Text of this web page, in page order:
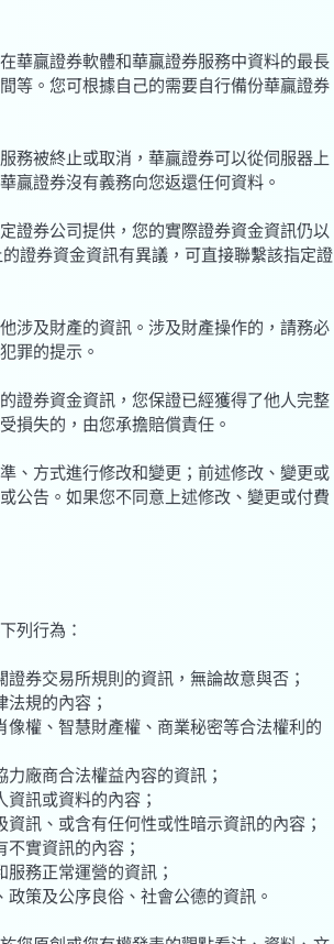
華贏證券軟體和華贏證券服務中資料的最長
等。您可根據自己的需要自行備份華贏證券
務被終止或取消，華贏證券可以從伺服器上
贏證券沒有義務向您返還任何資料。
證券公司提供，您的實際證券資金資訊仍以
證券資金資訊有異議，可直接聯繫該指定證
涉及財產的資訊。涉及財產操作的，請務必
罪的提示。
證券資金資訊，您保證已經獲得了他人完整
損失的，由您承擔賠償責任。
、方式進行修改和變更；前述修改、變更或
公告。如果您不同意上述修改、變更或付費
列行為：
券交易所規則的資訊，無論故意與否；
規的內容；
像權、智慧財產權、商業秘密等合法權利的
廠商合法權益內容的資訊；
資訊或資料的內容；
訊、或含有任何性或性暗示資訊的內容；
實資訊的內容；
務正常運營的資訊；
政策及公序良俗、社會公德的資訊。